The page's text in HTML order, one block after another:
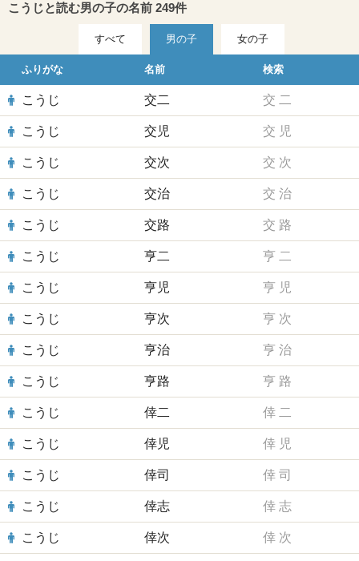
こうじと読む男の子の名前 249件
すべて 男の子 女の子
ふりがな 名前 検索
こうじ 交二 交 二
こうじ 交児 交 児
こうじ 交次 交 次
こうじ 交治 交 治
こうじ 交路 交 路
こうじ 亨二 亨 二
こうじ 亨児 亨 児
こうじ 亨次 亨 次
こうじ 亨治 亨 治
こうじ 亨路 亨 路
こうじ 倖二 倖 二
こうじ 倖児 倖 児
こうじ 倖司 倖 司
こうじ 倖志 倖 志
こうじ 倖次 倖 次